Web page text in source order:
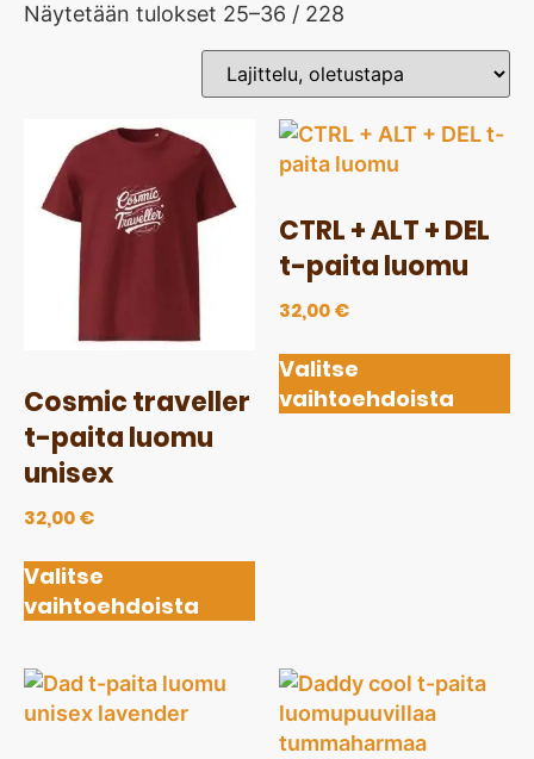
Näytetään tulokset 25–36 / 228
Cosmic traveller
t-paita luomu
unisex
32,00€
Valitse
vaihtoehdoista
CTRL + ALT + DEL
t-paita luomu
32,00€
Valitse
vaihtoehdoista